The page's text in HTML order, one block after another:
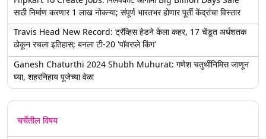
साठी निर्माण करणार 1 लाख नोकऱ्या; संपूर्ण भारतभर होणार पूर्ती केंद्रांचा विस्तार
Travis Head New Record: ट्रॅव्हिस हेडने केला कहर, 17 चेंडूत अर्धशतक
ठोकून रचला इतिहास; बनला टी-20 'पॉवरप्ले किंग'
Ganesh Chaturthi 2024 Shubh Muhurat: गणेश चतुर्थीनिमित्त जाणून
घ्या, शहरनिहाय पूजेच्या वेळा
चर्चेतील विषय